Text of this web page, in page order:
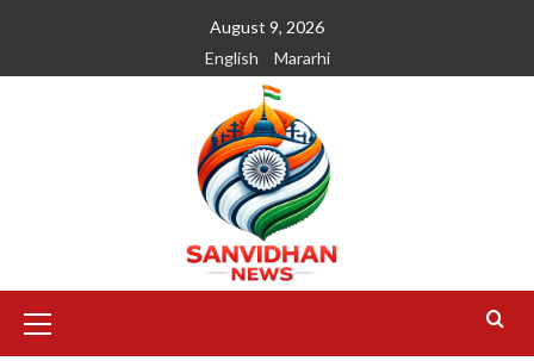
August 9, 2026
English
Mararhi